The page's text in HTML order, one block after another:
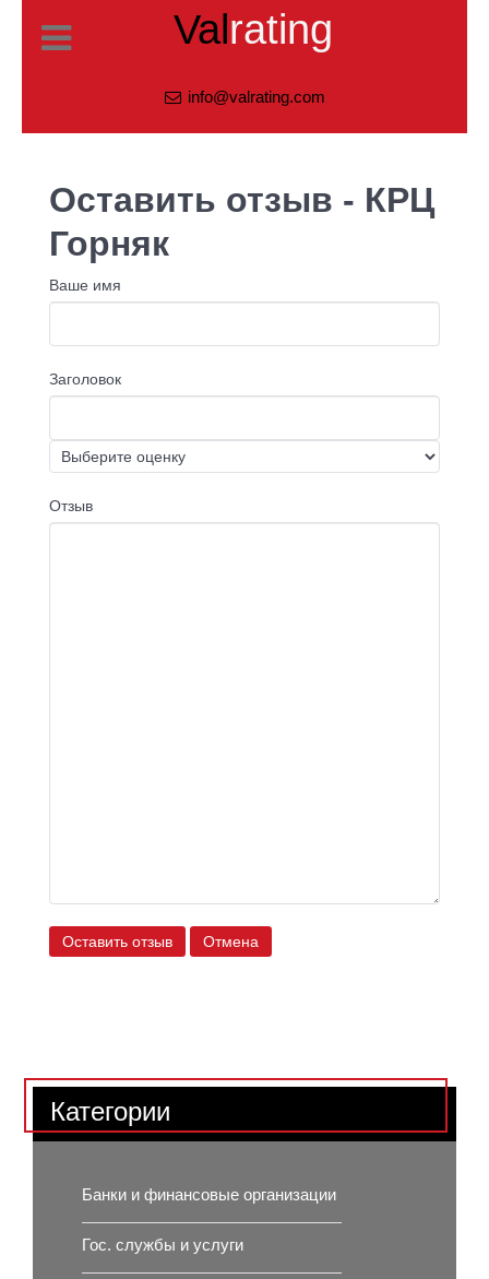
Valrating
info@valrating.com
Оставить отзыв - КРЦ
Горняк
Ваше имя
Заголовок
Отзыв
Оставить отзыв Отмена
Категории
Банки и финансовые организации
Гос. службы и услуги